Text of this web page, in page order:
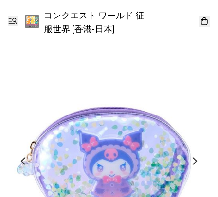
コンクエスト ワールド 征
服世界 (香港-日本)